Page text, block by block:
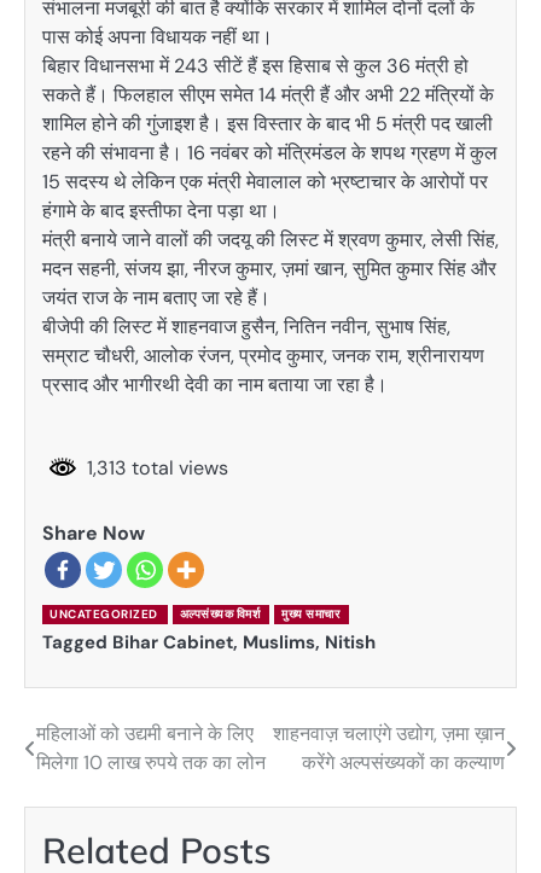
संभालना मजबूरी की बात है क्योंकि सरकार में शामिल दोनों दलों के
पास कोई अपना विधायक नहीं था।
बिहार विधानसभा में 243 सीटें हैं इस हिसाब से कुल 36 मंत्री हो
सकते हैं। फिलहाल सीएम समेत 14 मंत्री हैं और अभी 22 मंत्रियों के
शामिल होने की गुंजाइश है। इस विस्तार के बाद भी 5 मंत्री पद खाली
रहने की संभावना है। 16 नवंबर को मंत्रिमंडल के शपथ ग्रहण में कुल
15 सदस्य थे लेकिन एक मंत्री मेवालाल को भ्रष्टाचार के आरोपों पर
हंगामे के बाद इस्तीफा देना पड़ा था।
मंत्री बनाये जाने वालों की जदयू की लिस्ट में श्रवण कुमार, लेसी सिंह,
मदन सहनी, संजय झा, नीरज कुमार, ज़मां खान, सुमित कुमार सिंह और
जयंत राज के नाम बताए जा रहे हैं।
बीजेपी की लिस्ट में शाहनवाज हुसैन, नितिन नवीन, सुभाष सिंह,
सम्राट चौधरी, आलोक रंजन, प्रमोद कुमार, जनक राम, श्रीनारायण
प्रसाद और भागीरथी देवी का नाम बताया जा रहा है।
1,313 total views
Share Now
UNCATEGORIZED अल्पसंख्यक विमर्श मुख्य समाचार
Tagged Bihar Cabinet, Muslims, Nitish
Post
महिलाओं को उद्यमी बनाने के लिए
मिलेगा 10 लाख रुपये तक का लोन
शाहनवाज़ चलाएंगे उद्योग, ज़मा ख़ान
करेंगे अल्पसंख्यकों का कल्याण
Related Posts